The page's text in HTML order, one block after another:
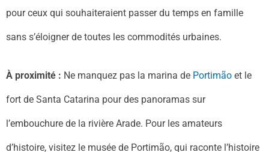
pour ceux qui souhaiteraient passer du temps en famille
sans s’éloigner de toutes les commodités urbaines.
À proximité : Ne manquez pas la marina de Portimão et le
fort de Santa Catarina pour des panoramas sur
l’embouchure de la rivière Arade. Pour les amateurs
d’histoire, visitez le musée de Portimão, qui raconte l’histoire